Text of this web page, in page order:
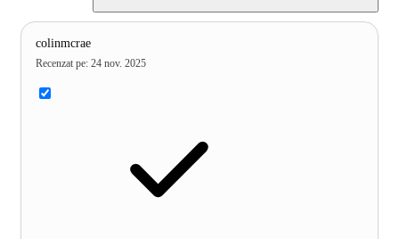
colinmcrae
Recenzat pe: 24 nov. 2025